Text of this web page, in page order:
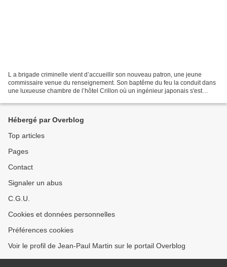
L a brigade criminelle vient d’accueillir son nouveau patron, une jeune
commissaire venue du renseignement. Son baptême du feu la conduit dans
une luxueuse chambre de l’hôtel Crillon où un ingénieur japonais s'est
Hébergé par Overblog
Top articles
Pages
Contact
Signaler un abus
C.G.U.
Cookies et données personnelles
Préférences cookies
Voir le profil de Jean-Paul Martin sur le portail Overblog